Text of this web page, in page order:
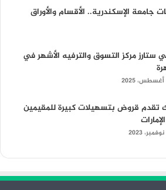
جامعة الإسكندرية.. الأقسام والأوراق
ستارز مركز التسوق والترفيه الأشهر في
تقدم قروض بتسهيلات كبيرة للمقيمين